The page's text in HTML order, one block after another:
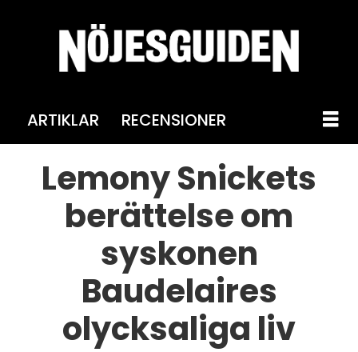
ARTIKLAR RECENSIONER
Lemony Snickets
berättelse om
syskonen
Baudelaires
olycksaliga liv